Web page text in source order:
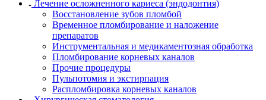
Лечение осложненного кариеса (эндодонтия)
Восстановление зубов пломбой
Временное пломбирование и наложение
препаратов
Инструментальная и медикаментозная обработка
Пломбирование корневых каналов
Прочие процедуры
Пульпотомия и экстирпация
Распломбировка корневых каналов